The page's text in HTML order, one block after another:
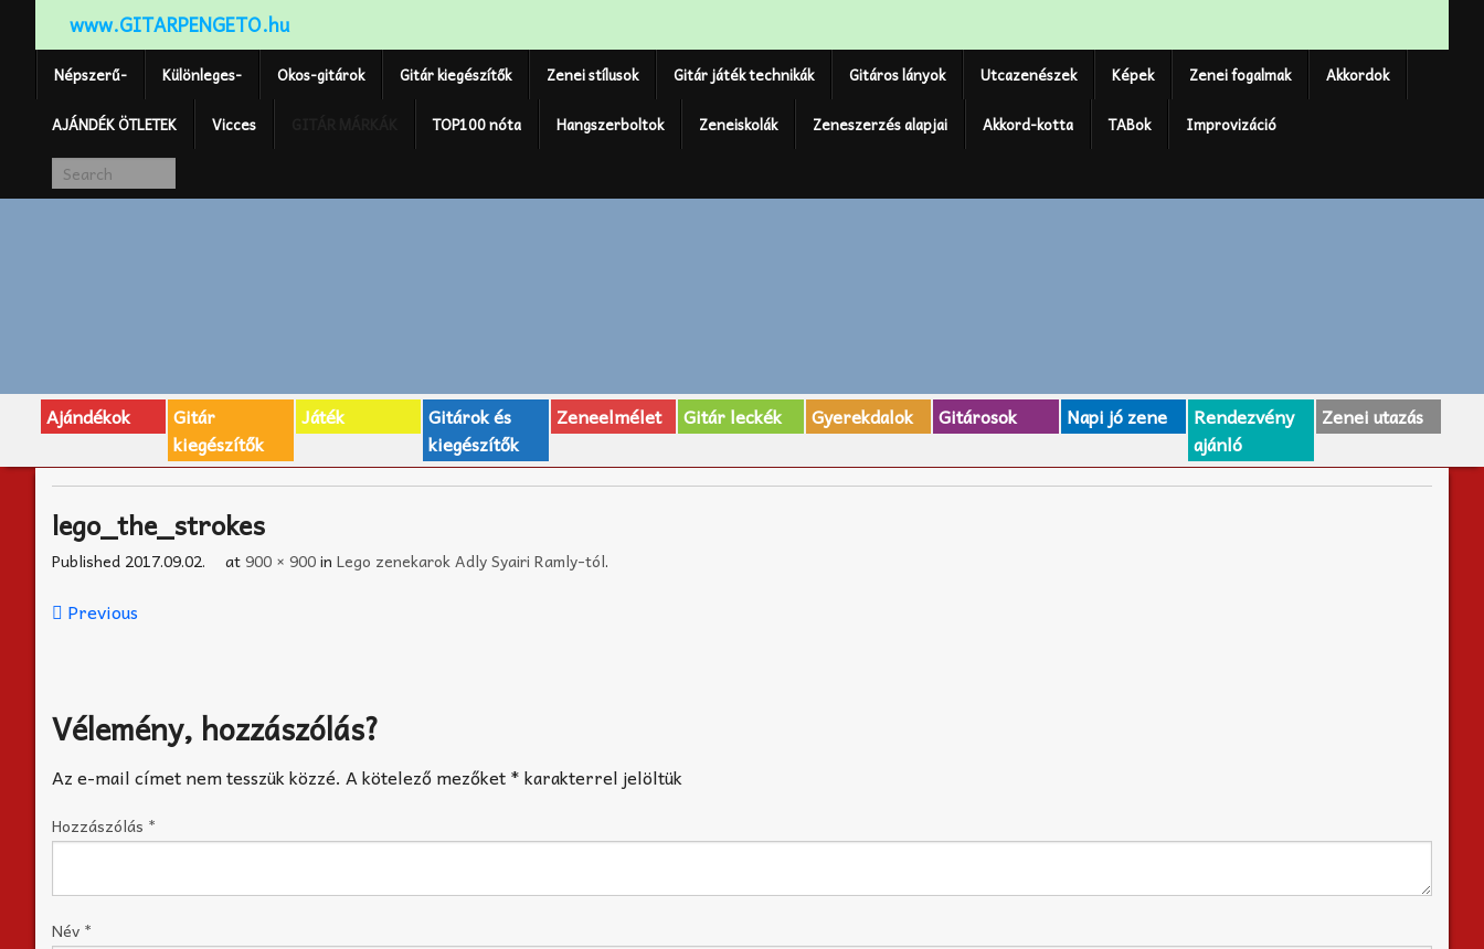
www.GITARPENGETO.hu
Népszerű- Különleges- Okos-gitárok Gitár kiegészítők Zenei stílusok Gitár játék technikák Gitáros lányok Utcazenészek Képek Zenei fogalmak Akkordok
AJÁNDÉK ÖTLETEK Vicces TOP100 nóta Hangszerboltok Zeneiskolák Zeneszerzés alapjai Akkord-kotta TABok Improvizáció
Ajándékok
Gitár
kiegészítők
Játék
Gitárok és
kiegészítők
Zeneelmélet Gitár leckék Gyerekdalok Gitárosok Napi jó zene
Rendezvény
ajánló
Zenei utazás
lego_the_strokes
Published 2017.09.02. at900 × 900in Lego zenekarok Adly Syairi Ramly-tól.
Previous
Vélemény, hozzászólás?
Az e-mail címet nem tesszük közzé. A kötelező mezőket*karakterrel jelöltük
Hozzászólás *
Név *